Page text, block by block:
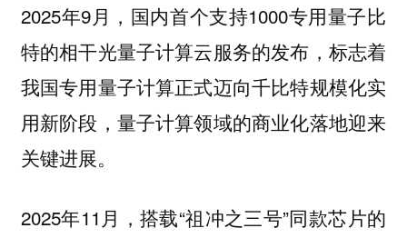
2025年9月，国内首个支持1000专用量子比
特的相干光量子计算云服务的发布，标志着
我国专用量子计算正式迈向千比特规模化实
用新阶段，量子计算领域的商业化落地迎来
关键进展。
2025年11月，搭载“祖冲之三号”同款芯片的